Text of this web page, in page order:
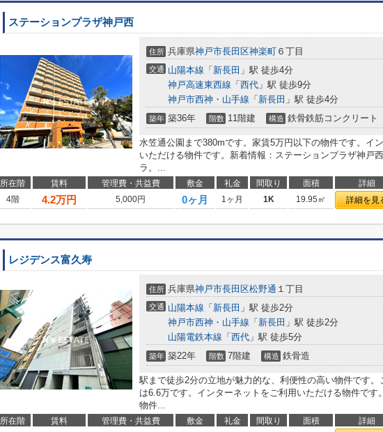
ステーションプラザ神戸西
住所 兵庫県神戸市長田区神楽町 ６丁目
交通 山陽本線 「 新長田 」駅 徒歩4分
神戸高速東西線 「 西代 」駅 徒歩9分
神戸市西神・山手線 「 新長田 」駅 徒歩4分
築年 築36年 階数 11階建 構造 鉄骨鉄筋コンクリート
水笠通公園まで380mです。家賃5万円以下の物件です。イ
いただける物件です。新着情報：ステーションプラザ神戸
ラ。...
所在階 賃料 管理費・共益費 敷金 礼金 間取り 面積 詳細
4階
4.2万円 5,000円 0ヶ月 1ヶ月 1K 19.95㎡ 詳細を見
レジデンス富久寿
住所 兵庫県神戸市長田区松野通 １丁目
交通 山陽本線 「 新長田 」駅 徒歩2分
神戸市西神・山手線 「 新長田 」駅 徒歩2分
山陽電鉄本線 「 西代 」駅 徒歩5分
築年 築22年 階数 7階建 構造 鉄骨造
駅まで徒歩2分の立地が魅力的な、利便性の高い物件です。
は6.6万です。インターネットをご利用いただける物件です
物件...
所在階 賃料 管理費・共益費 敷金 礼金 間取り 面積 詳細